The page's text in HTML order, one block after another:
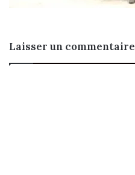
Laisser un commentaire